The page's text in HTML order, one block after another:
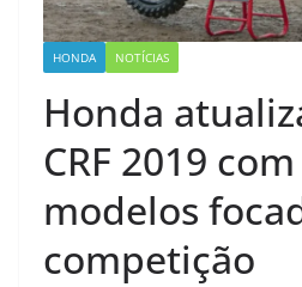
HONDA NOTÍCIAS
Honda
CRF 2019
modelos
competição